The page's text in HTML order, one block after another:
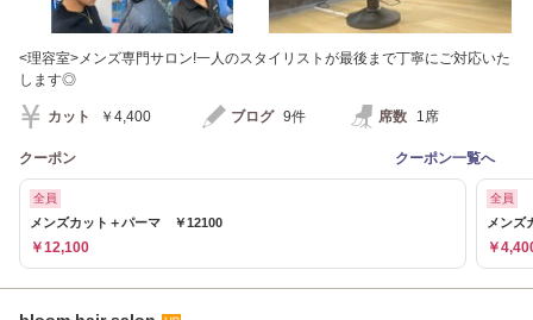
<理容室>メンズ専門サロン!一人のスタイリストが最後まで丁寧にご対応いた
します◎
カット ￥4,400 ブログ 9件 席数 1席
クーポン クーポン一覧へ
全員
メンズカット＋パーマ ￥12100
￥12,100
全員
メンズ
￥